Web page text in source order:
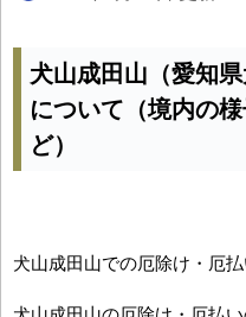
犬山成田山（愛知
について（境内の
ど）
犬山成田山での厄除け・厄